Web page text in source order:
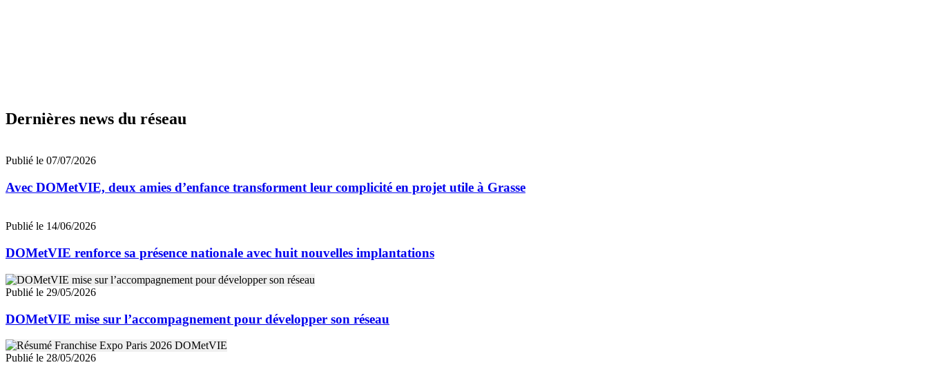
Dernières news du réseau
Publié le 07/07/2026
Avec DOMetVIE, deux amies d’enfance transforment leur complicité en projet utile à Grasse
Publié le 14/06/2026
DOMetVIE renforce sa présence nationale avec huit nouvelles implantations
Publié le 29/05/2026
DOMetVIE mise sur l’accompagnement pour développer son réseau
Publié le 28/05/2026